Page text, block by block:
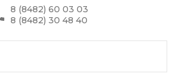
8 (8482) 60 03 03
8 (8482) 30 48 40